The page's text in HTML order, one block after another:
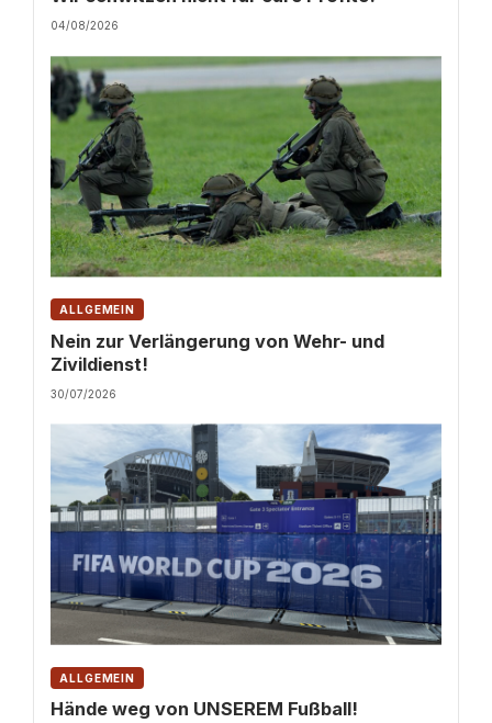
04/08/2026
ALLGEMEIN
Nein zur Verlängerung von Wehr- und
Zivildienst!
30/07/2026
ALLGEMEIN
Hände weg von UNSEREM Fußball!